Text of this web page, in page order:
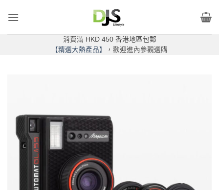
消費滿 HKD 450 香港地區包郵
【精選大熱產品】
，歡迎進內參觀選購